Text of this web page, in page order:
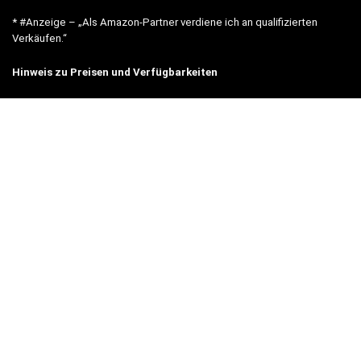
* #Anzeige – „Als Amazon-Partner verdiene ich an qualifizierten
Verkäufen.“
Hinweis zu Preisen und Verfügbarkeiten